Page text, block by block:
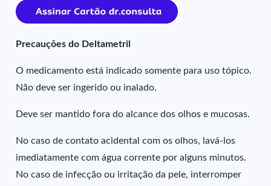
Precauções do Deltametril
O medicamento está indicado somente para uso tópico.
Não deve ser ingerido ou inalado.
Deve ser mantido fora do alcance dos olhos e mucosas.
No caso de contato acidental com os olhos, lavá-los
imediatamente com água corrente por alguns minutos.
No caso de infecção ou irritação da pele, interromper